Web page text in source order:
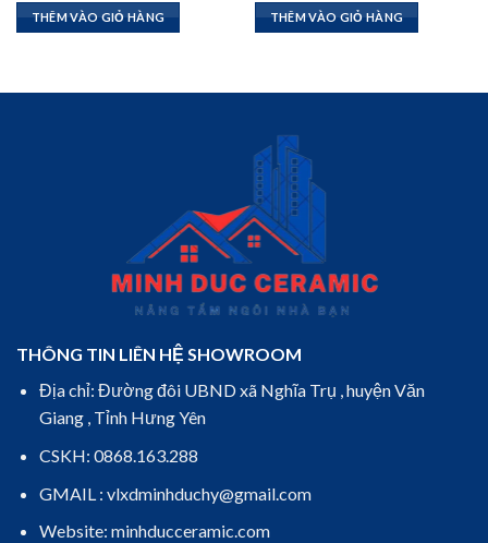
là:
12.930.000₫.
8.921.700₫.
THÊM VÀO GIỎ HÀNG
là:
590.000₫.
tại
là:
490.000₫.
THÊM VÀO GIỎ HÀNG
THÔNG TIN LIÊN HỆ SHOWROOM
Địa chỉ: Đường đôi UBND xã Nghĩa Trụ , huyện Văn
Giang , Tỉnh Hưng Yên
CSKH: 0868.163.288
GMAIL : vlxdminhduchy@gmail.com
Website: minhducceramic.com